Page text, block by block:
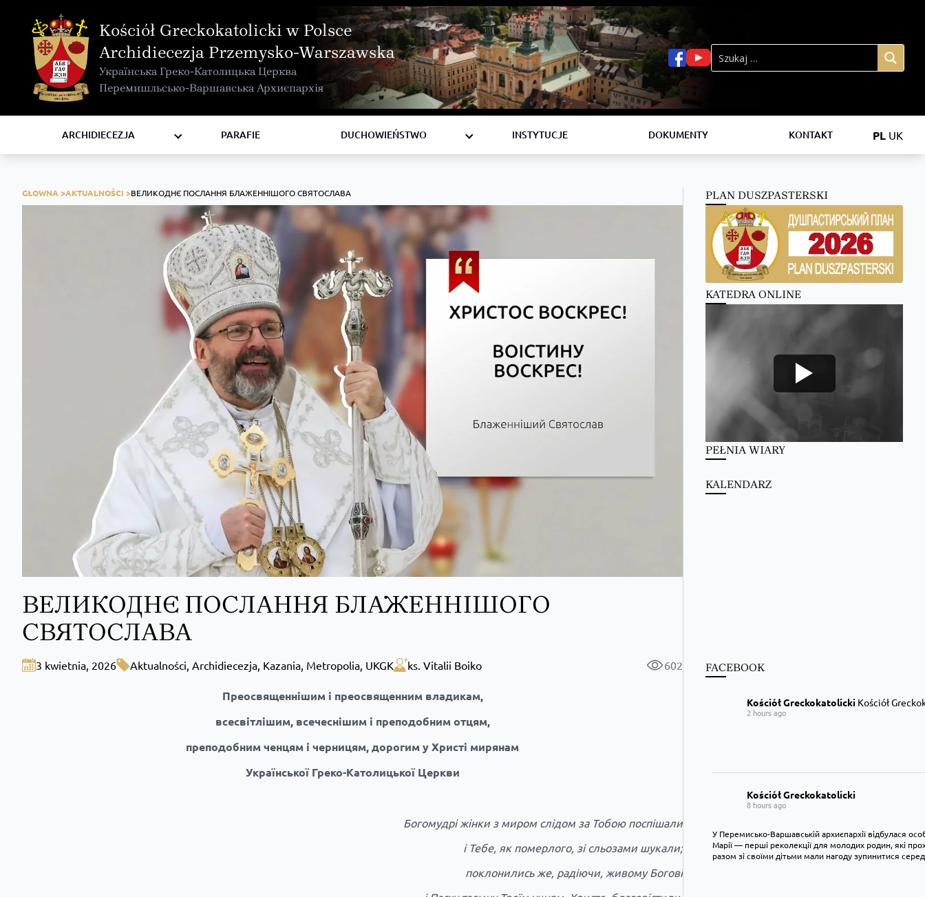
Kościół Greckokatolicki w Polsce
Archidiecezja Przemysko-Warszawska
Українська Греко-Католицька Церква
Перемишльсько-Варшавська Архиєпархія
ARCHIDIECEZJA
KURIA METROPOLITALNA
KAPITUŁA
KOMISJE I WYDZIAŁY
RADY
ZAKONY I ZGROMADZENIA
PARAFIE
DUCHOWIEŃSTWO
BISKUPI
KSIĘŻA
INSTYTUCJE
DOKUMENTY KONTAKT PL UK
GŁOWNA >AKTUALNOŚCI >ВЕЛИКОДНЄ ПОСЛАННЯ БЛАЖЕННІШОГО СВЯТОСЛАВА
ВЕЛИКОДНЄ ПОСЛАННЯ БЛАЖЕННІШОГО
СВЯТОСЛАВА
3 kwietnia, 2026 Aktualności, Archidiecezja, Kazania, Metropolia, UKGK ks. Vitalii Boiko 602
Преосвященнішим і преосвященним владикам,
всесвітлішим, всечеснішим і преподобним отцям,
преподобним ченцям і черницям, дорогим у Христі мирянам
Української Греко-Католицької Церкви
Богомудрі жінки з миром слідом за Тобою поспішали
і Тебе, як померлого, зі сльозами шукали;
поклонились же, радіючи, живому Богові
PLAN DUSZPASTERSKI
KATEDRA ONLINE
PEŁNIA WIARY
KALENDARZ
FACEBOOK
Kościół Greckokatolicki Kościół
2 hours ago
Kościół Greckokatolicki
8 hours ago
У Перемисько-Варшавській архиєпархії відбулася
Марії — перші реколекції для молодих родин, які
разом зі своїми дітьми мали нагоду зупинитися